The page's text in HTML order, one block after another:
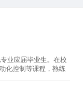
业应届毕业生。在校
化控制等课程，熟练
自动化领域充满热情